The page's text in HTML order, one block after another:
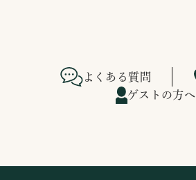
よくある質問
ゲストの方へ